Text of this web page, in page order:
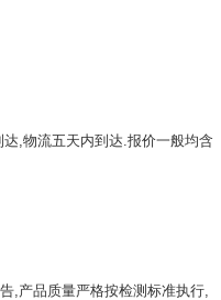
,物流五天内到达.报价一般均含
,产品质量严格按检测标准执行,